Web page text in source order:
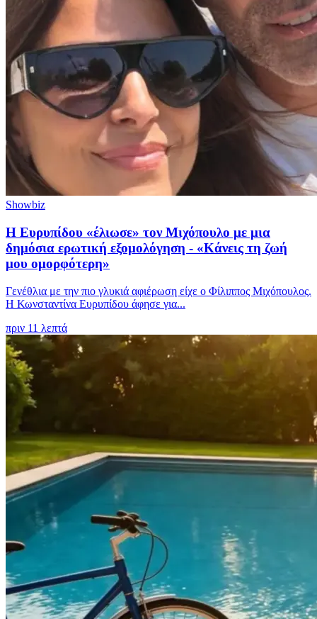
Showbiz
Η Ευρυπίδου «έλιωσε» τον Μιχόπουλο με μια
δημόσια ερωτική εξομολόγηση - «Κάνεις τη ζωή
μου ομορφότερη»
Γενέθλια με την πιο γλυκιά αφιέρωση είχε ο Φίλιππος Μιχόπουλος.
Η Κωνσταντίνα Ευρυπίδου άφησε για...
πριν 11 λεπτά